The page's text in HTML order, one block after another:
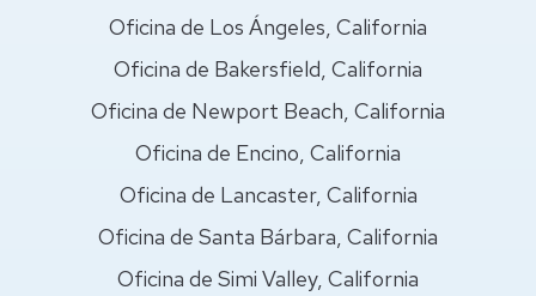
Oficina de Los Ángeles, California
Oficina de Bakersfield, California
Oficina de Newport Beach, California
Oficina de Encino, California
Oficina de Lancaster, California
Oficina de Santa Bárbara, California
Oficina de Simi Valley, California